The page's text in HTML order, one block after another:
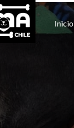
Inicio